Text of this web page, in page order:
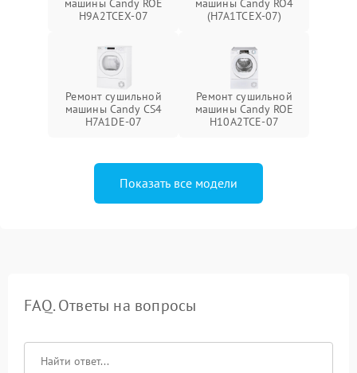
машины Candy ROE
H9A2TCEX-07
машины Candy RO4
(H7A1TCEX-07)
Ремонт сушильной
машины Candy CS4
H7A1DE-07
Ремонт сушильной
машины Candy ROE
H10A2TCE-07
Показать все модели
FAQ. Ответы на вопросы